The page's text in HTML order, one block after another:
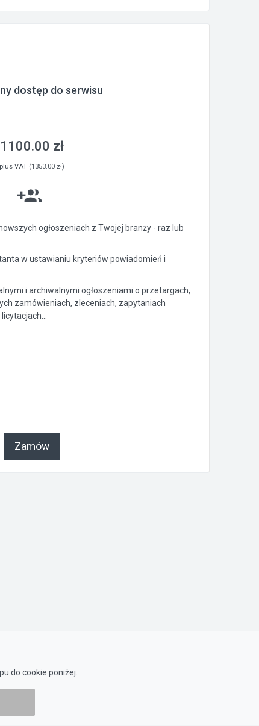
dostęp do serwisu
1100.00 zł
plus VAT (1353.00 zł)
ogłoszeniach z Twojej branży - raz lub
w ustawianiu kryteriów powiadomień i
i archiwalnymi ogłoszeniami o przetargach,
zamówieniach, zleceniach, zapytaniach
Zamów
do cookie poniżej.